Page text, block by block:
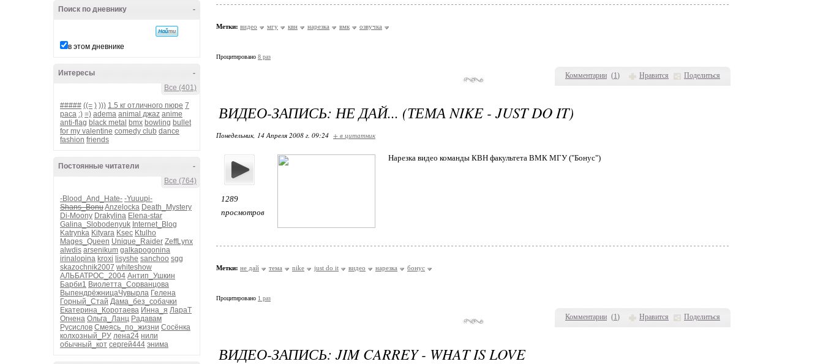
-
Поиск по дневнику
в этом дневнике
-
Интересы
Все (401)
##### ((= ) ))) 1.5 кг отличного пюре 7
раса :) =) adema animal джаz anime
anti-flag black metal bmx bowling bullet
for my valentine comedy club dance
fashion friends
-
Постоянные читатели
Все (764)
-Blood_And_Hate- -Yuuupi-
Shans_BonuAnzelocka Death_Mystery
Di-Moony Drakylina Elena-star
Galina_Slobodenyuk Internet_Blog
Katrynka Kityara Ksec Ktulho
Mages_Queen Unique_Raider ZeffLynx
alwdis arsenikum galkapogonina
irinalopina kroxi lisyshe sanchoo sgg
skazochnik2007 whiteshow
АЛЬБАТРОС_2004 Антип_Ушкин
Барби1 Виолетта_Сорванцова
ВыпендрёжницаЧувырла Гелена
Горный_Стай Дама_без_собачки
Екатерина_Коротаева Инна_я ЛараТ
Огнена Ольга_Ланц Радавам
Русислов Смеясь_по_жизни Сосёнка
колхозный_РУ лена24 нили
обычный_кот сергей444 энима
Комментарии (1) Нравится Поделиться
Метки: видео мгу квн нарезка вмк озвучка
Процитировано 8 раз
Комментарии (1) Нравится Поделиться
ВИДЕО-ЗАПИСЬ: НЕ ДАЙ... (ТЕМА NIKE - JUST DO IT)
Понедельник, 14 Апреля 2008 г. 09:24 + в цитатник
1289
просмотров
Нарезка видео команды КВН факультета ВМК МГУ ("Бонус")
Метки: не дай тема nike just do it видео нарезка бонус
Процитировано 1 раз
ВИДЕО-ЗАПИСЬ: JIM CARREY - WHAT IS LOVE